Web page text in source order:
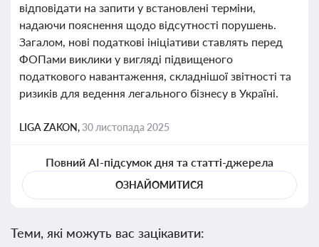
відповідати на запити у встановлені терміни,
надаючи пояснення щодо відсутності порушень.
Загалом, нові податкові ініціативи ставлять перед
ФОПами виклики у вигляді підвищеного
податкового навантаження, складнішої звітності та
ризиків для ведення легального бізнесу в Україні.
LIGA ZAKON,30 листопада 2025
Повний AI-підсумок дня та статті-джерела
ОЗНАЙОМИТИСЯ
Теми, які можуть вас зацікавити: